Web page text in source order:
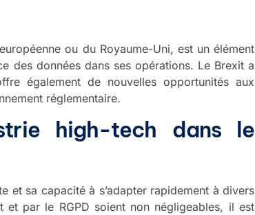
ou du Royaume-Uni, est un élément
des données dans ses opérations. Le Brexit a
également de nouvelles opportunités aux
réglementaire.
high-tech dans le
et sa capacité à s’adapter rapidement à divers
par le RGPD soient non négligeables, il est